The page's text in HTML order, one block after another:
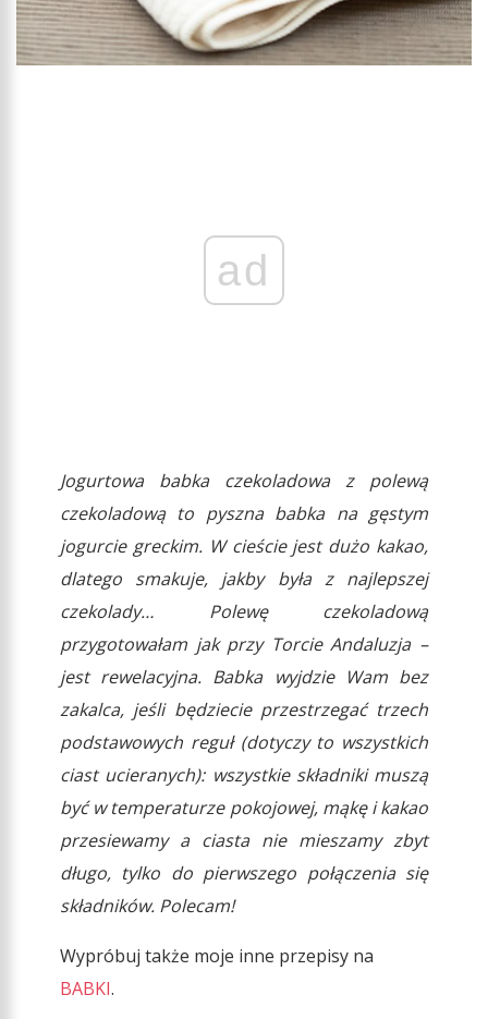
ad
Jogurtowa babka czekoladowa z polewą
czekoladową to pyszna babka na gęstym
jogurcie greckim. W cieście jest dużo kakao,
dlatego smakuje, jakby była z najlepszej
czekolady… Polewę czekoladową
przygotowałam jak przy Torcie Andaluzja –
jest rewelacyjna. Babka wyjdzie Wam bez
zakalca, jeśli będziecie przestrzegać trzech
podstawowych reguł (dotyczy to wszystkich
ciast ucieranych): wszystkie składniki muszą
być w temperaturze pokojowej, mąkę i kakao
przesiewamy a ciasta nie mieszamy zbyt
długo, tylko do pierwszego połączenia się
składników. Polecam!
Wypróbuj także moje inne przepisy na
BABKI.